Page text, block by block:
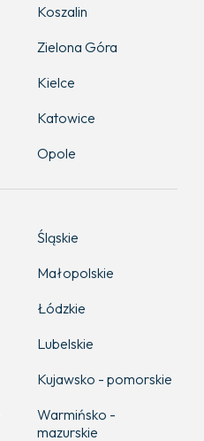
Koszalin
Zielona Góra
Kielce
Katowice
Opole
Śląskie
Małopolskie
Łódzkie
Lubelskie
Kujawsko - pomorskie
Warmińsko -
mazurskie